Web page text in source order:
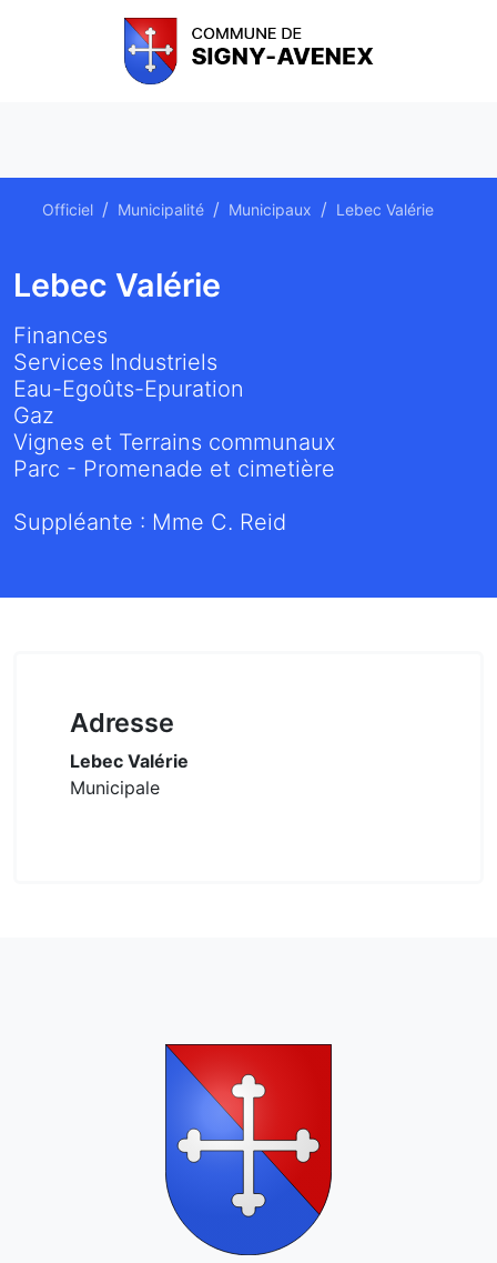
Officiel Municipalité Municipaux Lebec Valérie
Lebec Valérie
Finances
Services Industriels
Eau-Egoûts-Epuration
Gaz
Vignes et Terrains communaux
Parc - Promenade et cimetière
Suppléante : Mme C. Reid
Adresse
Lebec Valérie
Municipale